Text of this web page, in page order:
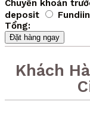
Chuyển khoản
deposit
Tổng:
Đặt hàng ngay
Khách